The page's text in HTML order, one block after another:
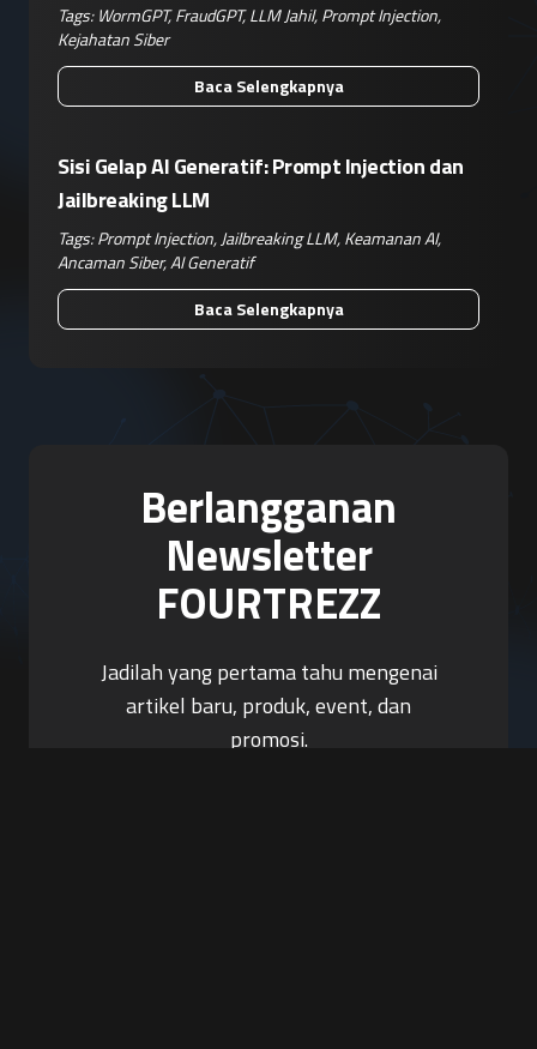
Tags: WormGPT,FraudGPT,LLM Jahil,Prompt Injection,
Kejahatan Siber
Baca Selengkapnya
Sisi Gelap AI Generatif: Prompt Injection dan
Jailbreaking LLM
Tags:Prompt Injection,Jailbreaking LLM,Keamanan AI,
Ancaman Siber,AI Generatif
Baca Selengkapnya
Berlangganan
Newsletter
FOURTREZZ
Jadilah yang pertama tahu mengenai
artikel baru, produk, event, dan
promosi.